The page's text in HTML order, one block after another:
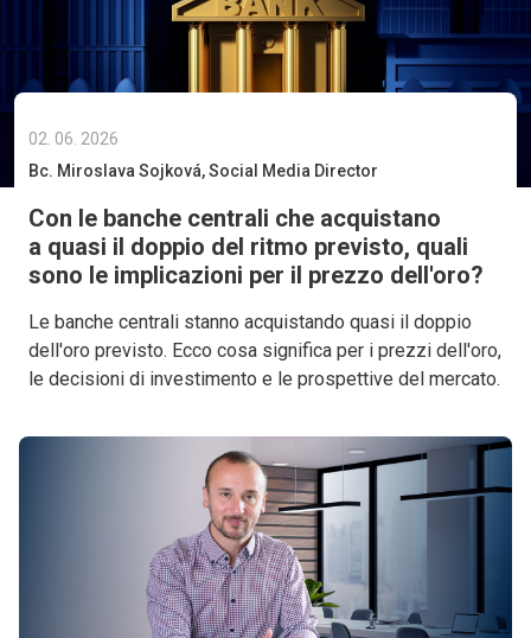
02. 06. 2026
Bc. Miroslava Sojková, Social Media Director
Con le banche centrali che acquistano
a quasi il doppio del ritmo previsto, quali
sono le implicazioni per il prezzo dell'oro?
Le banche centrali stanno acquistando quasi il doppio
dell'oro previsto. Ecco cosa significa per i prezzi dell'oro,
le decisioni di investimento e le prospettive del mercato.